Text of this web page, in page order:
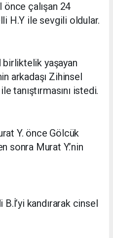
önce çalışan 24
H.Y ile sevgili oldular.
yaşayan
arkadaşı Zihinsel
tanıştırmasını istedi.
Y. önce Gölcük
sonra Murat Y.’nin
kandırarak cinsel